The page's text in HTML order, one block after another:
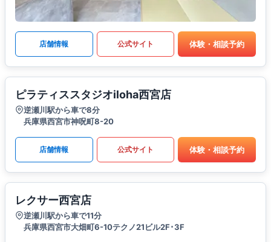
店舗情報 公式サイト 体験・相談予約
ピラティススタジオiloha西宮店
逆瀬川駅から車で8分
兵庫県西宮市神呪町8-20
店舗情報 公式サイト 体験・相談予約
レクサー西宮店
逆瀬川駅から車で11分
兵庫県西宮市大畑町6-10テクノ21ビル2F･3F